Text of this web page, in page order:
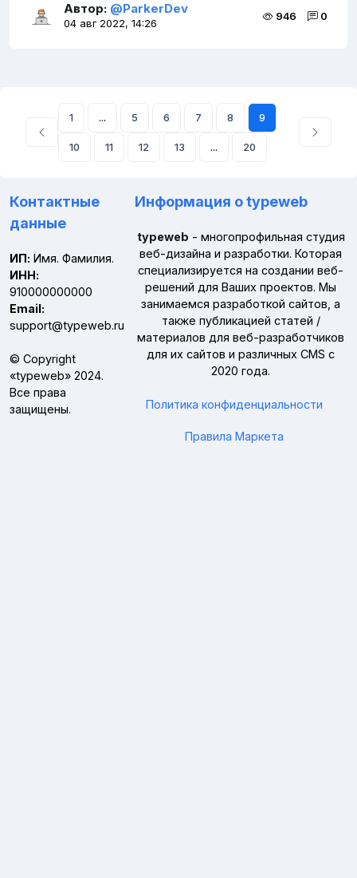
Автор: @ParkerDev
04 авг 2022, 14:26
946 0
1 ... 5 6 7 8 9
10 11 12 13 ... 20
Контактные
данные
ИП: Имя. Фамилия.
ИНН:
910000000000
Email:
support@typeweb.ru
© Copyright
«typeweb» 2024.
Все права
защищены.
Информация о typeweb
typeweb - многопрофильная студия
веб-дизайна и разработки. Которая
специализируется на создании веб-
решений для Ваших проектов. Мы
занимаемся разработкой сайтов, а
также публикацией статей /
материалов для веб-разработчиков
для их сайтов и различных CMS с
2020 года.
Политика конфиденциальности
Правила Маркета